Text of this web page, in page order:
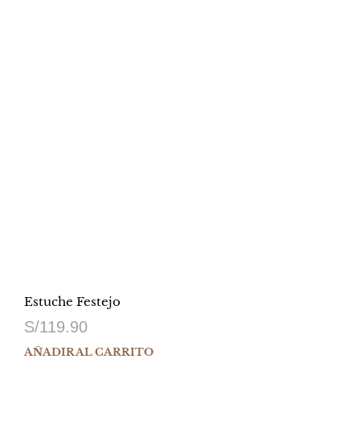
Estuche Festejo
S/119.90
AÑADIR AL CARRITO